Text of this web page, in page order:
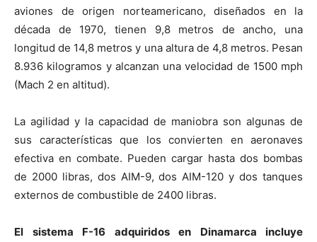
aviones de origen norteamericano, diseñados en la
década de 1970, tienen 9,8 metros de ancho, una
longitud de 14,8 metros y una altura de 4,8 metros. Pesan
8.936 kilogramos y alcanzan una velocidad de 1500 mph
(Mach 2 en altitud).
La agilidad y la capacidad de maniobra son algunas de
sus características que los convierten en aeronaves
efectiva en combate. Pueden cargar hasta dos bombas
de 2000 libras, dos AIM-9, dos AIM-120 y dos tanques
externos de combustible de 2400 libras.
El sistema F-16 adquiridos en Dinamarca incluye